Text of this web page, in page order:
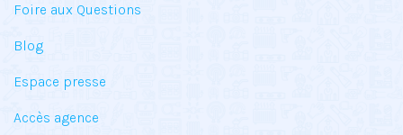
Foire aux Questions
Blog
Espace presse
Accès agence